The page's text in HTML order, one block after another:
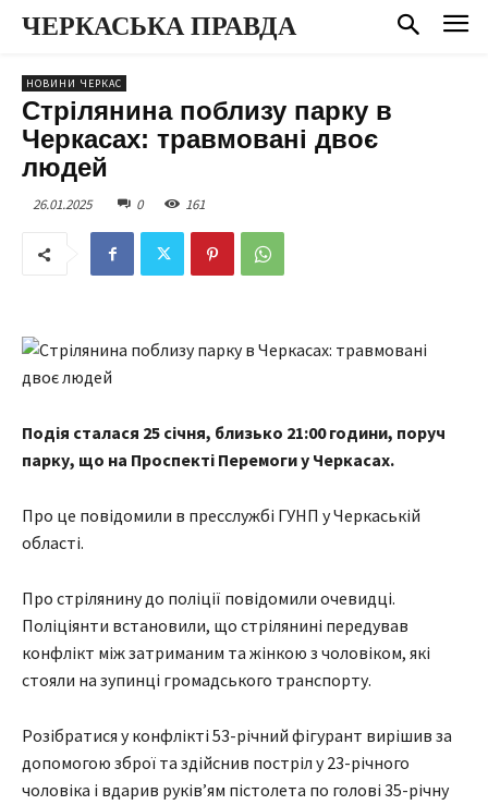
ЧЕРКАСЬКА ПРАВДА
НОВИНИ ЧЕРКАС
Стрілянина поблизу парку в
Черкасах: травмовані двоє
людей
26.01.2025 0 161
Подія сталася 25 січня, близько 21:00 години, поруч
парку, що на Проспекті Перемоги у Черкасах.
Про це повідомили в пресслужбі ГУНП у Черкаській
області.
Про стрілянину до поліції повідомили очевидці.
Поліціянти встановили, що стрілянині передував
конфлікт між затриманим та жінкою з чоловіком, які
стояли на зупинці громадського транспорту.
Розібратися у конфлікті 53-річний фігурант вирішив за
допомогою зброї та здійснив постріл у 23-річного
чоловіка і вдарив руків’ям пістолета по голові 35-річну